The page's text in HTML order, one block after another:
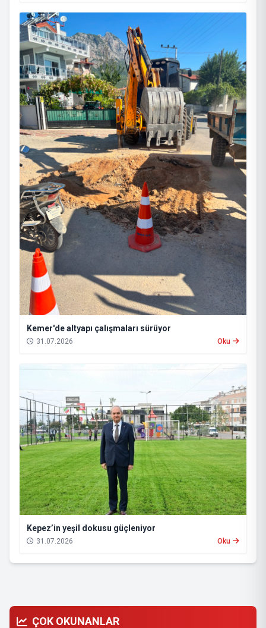
Kemer'de altyapı çalışmaları sürüyor
31.07.2026 Oku
Kepez’in yeşil dokusu güçleniyor
31.07.2026 Oku
ÇOK OKUNANLAR